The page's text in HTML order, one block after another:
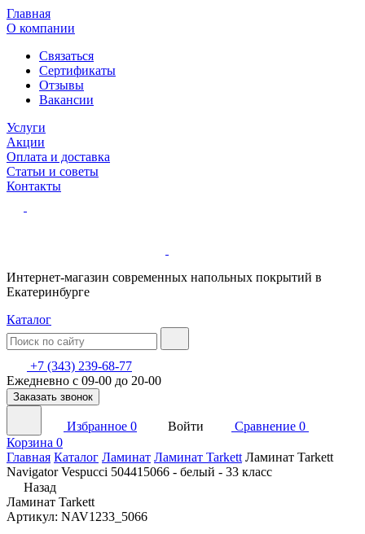
Главная
О компании
Связаться
Сертификаты
Отзывы
Вакансии
Услуги
Акции
Оплата и доставка
Статьи и советы
Контакты
Интернет-магазин современных напольных покрытий в
Екатеринбурге
Каталог
+7 (343) 239-68-77
Ежедневно с 09-00 до 20-00
Заказать звонок
Избранное 0 Войти Сравнение 0
Корзина 0
Главная Каталог Ламинат Ламинат Tarkett Ламинат Tarkett
Navigator Vespucci 504415066 - белый - 33 класс
Назад
Ламинат Tarkett
Артикул: NAV1233_5066